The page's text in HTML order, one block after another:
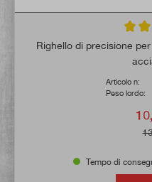
Righello di precisione
Articolo n:
Peso lordo:
Tempo di